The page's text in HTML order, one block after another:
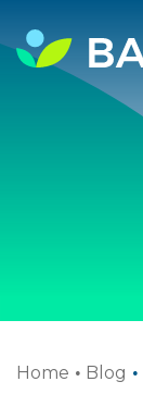
Home · Blog ·